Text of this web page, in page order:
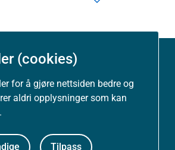
(cookies)
for å gjøre nettsiden bedre og
aldri opplysninger som kan
Tilpass
(uustatus.no)